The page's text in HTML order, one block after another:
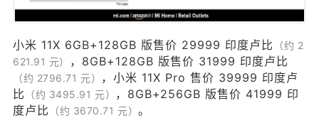
小米 11X 6GB+128GB 版售价 29999 印度卢比
（约 2
621.91 元）
，8GB+128GB 版售价 31999 印度卢比
（约 2796.71 元）
，小米 11X Pro 售价 39999 印度卢
比
（约 3495.91 元）
，8GB+256GB 版售价 41999 印
度卢比
（约 3670.71 元）。
比尔·盖茨和和妻子共同积累了 1240 亿美元财富，
是世界上最富有的五对夫妇之一。 这对夫妇在推特
上发布的一份联合声明中说：「经过深思熟虑和大
量的工作，我们决定结束我们的婚姻。」 双方共同
管理比尔及梅林达·盖茨基金会，该基金会是包括抗
击冠状病毒在内，全球健康和疾病预防倡议的巨额
资金来源，他们表示将继续共同管理该基金会。